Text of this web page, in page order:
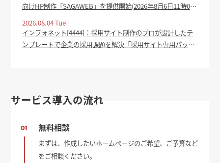
向けHP制作「SAGAWEB」を提供開始(2026年8月6日11時0
2026.08.04 Tue
インフォネット[4444]：採用サイト制作のプロが設計したテ
ンプレートで企業の採用課題を解決「採用サイト専用パッケ
サービス導入の流れ
01 無料相談
まずは、作成したいホームページのご希望、ご予算など
をご相談ください。